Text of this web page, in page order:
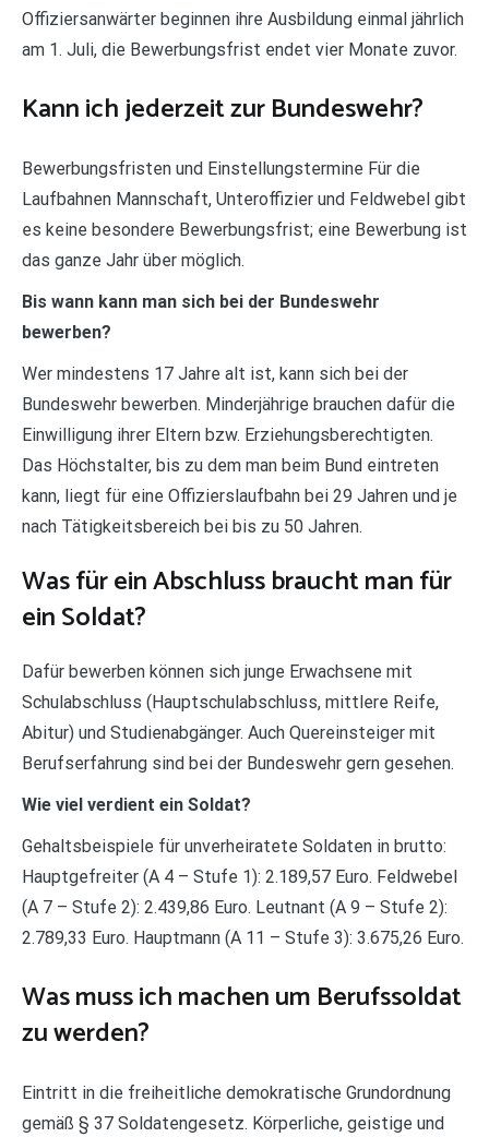
Offiziersanwärter beginnen ihre Ausbildung einmal jährlich
am 1. Juli, die Bewerbungsfrist endet vier Monate zuvor.
Kann ich jederzeit zur Bundeswehr?
Bewerbungsfristen und Einstellungstermine Für die
Laufbahnen Mannschaft, Unteroffizier und Feldwebel gibt
es keine besondere Bewerbungsfrist; eine Bewerbung ist
das ganze Jahr über möglich.
Bis wann kann man sich bei der Bundeswehr
bewerben?
Wer mindestens 17 Jahre alt ist, kann sich bei der
Bundeswehr bewerben. Minderjährige brauchen dafür die
Einwilligung ihrer Eltern bzw. Erziehungsberechtigten.
Das Höchstalter, bis zu dem man beim Bund eintreten
kann, liegt für eine Offizierslaufbahn bei 29 Jahren und je
nach Tätigkeitsbereich bei bis zu 50 Jahren.
Was für ein Abschluss braucht man für
ein Soldat?
Dafür bewerben können sich junge Erwachsene mit
Schulabschluss (Hauptschulabschluss, mittlere Reife,
Abitur) und Studienabgänger. Auch Quereinsteiger mit
Berufserfahrung sind bei der Bundeswehr gern gesehen.
Wie viel verdient ein Soldat?
Gehaltsbeispiele für unverheiratete Soldaten in brutto:
Hauptgefreiter (A 4 – Stufe 1): 2.189,57 Euro. Feldwebel
(A 7 – Stufe 2): 2.439,86 Euro. Leutnant (A 9 – Stufe 2):
2.789,33 Euro. Hauptmann (A 11 – Stufe 3): 3.675,26 Euro.
Was muss ich machen um Berufssoldat
zu werden?
Eintritt in die freiheitliche demokratische Grundordnung
gemäß § 37 Soldatengesetz. Körperliche, geistige und